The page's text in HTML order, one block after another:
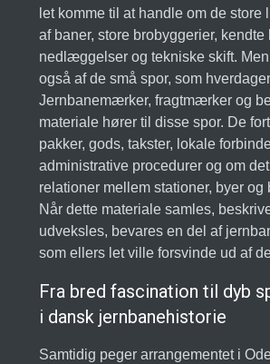
let komme til at handle om de store
af baner, store brobyggerier, kendte
nedlæggelser og tekniske skift.
også af de små spor, som
Jernbanemærker, fragtmærker og
materiale hører til disse spor. De
pakker, gods, takster, lokale
administrative procedurer og om
relationer mellem stationer, byer og
Når dette materiale samles,
udveksles, bevares en del af
som ellers let ville forsvinde ud af
Fra bred fascination til dyb
i dansk jernbanehistorie
Samtidig peger arrangementet i